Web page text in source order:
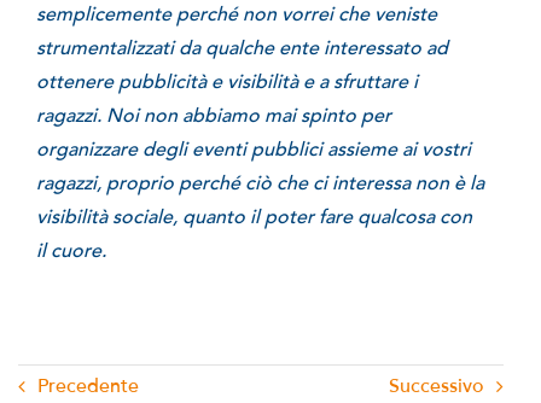
semplicemente perché non vorrei che veniste
strumentalizzati da qualche ente interessato ad
ottenere pubblicità e visibilità e a sfruttare i
ragazzi. Noi non abbiamo mai spinto per
organizzare degli eventi pubblici assieme ai vostri
ragazzi, proprio perché ciò che ci interessa non è la
visibilità sociale, quanto il poter fare qualcosa con
il cuore.
Precedente Successivo